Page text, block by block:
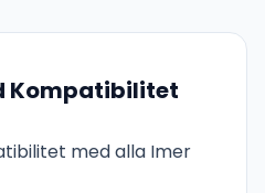
Kompatibilitet
med alla Imer